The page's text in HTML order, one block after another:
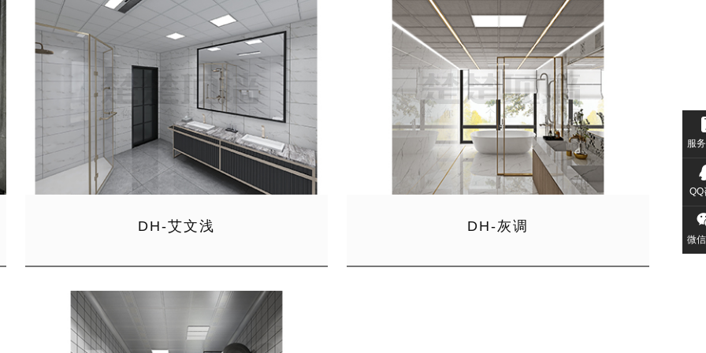
服
QQ
微
DH-艾文浅 DH-灰调